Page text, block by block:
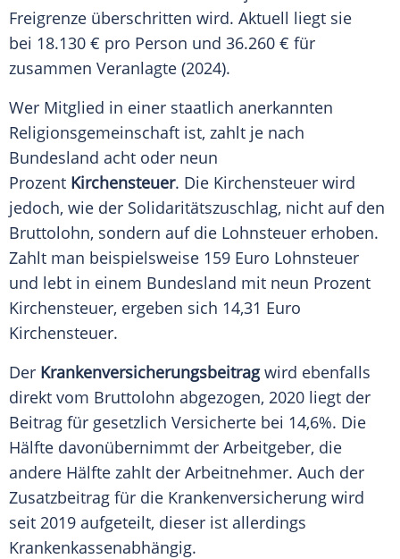
Freigrenze überschritten wird. Aktuell liegt sie
bei 18.130 € pro Person und 36.260 € für
zusammen Veranlagte (2024).
Wer Mitglied in einer staatlich anerkannten
Religionsgemeinschaft ist, zahlt je nach
Bundesland acht oder neun
Prozent Kirchensteuer. Die Kirchensteuer wird
jedoch, wie der Solidaritätszuschlag, nicht auf den
Bruttolohn, sondern auf die Lohnsteuer erhoben.
Zahlt man beispielsweise 159 Euro Lohnsteuer
und lebt in einem Bundesland mit neun Prozent
Kirchensteuer, ergeben sich 14,31 Euro
Kirchensteuer.
Der Krankenversicherungsbeitragwird ebenfalls
direkt vom Bruttolohn abgezogen, 2020 liegt der
Beitrag für gesetzlich Versicherte bei 14,6%. Die
Hälfte davonübernimmt der Arbeitgeber, die
andere Hälfte zahlt der Arbeitnehmer. Auch der
Zusatzbeitrag für die Krankenversicherung wird
seit 2019 aufgeteilt, dieser ist allerdings
Krankenkassenabhängig.